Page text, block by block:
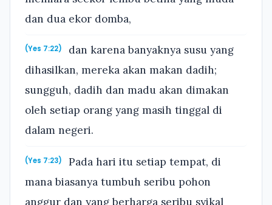
dan dua ekor domba,
(Yes 7:22)
dan karena banyaknya susu yang
dihasilkan, mereka akan makan dadih;
sungguh, dadih dan madu akan dimakan
oleh setiap orang yang masih tinggal di
dalam negeri.
(Yes 7:23)
Pada hari itu setiap tempat, di
mana biasanya tumbuh seribu pohon
anggur dan yang berharga seribu syikal